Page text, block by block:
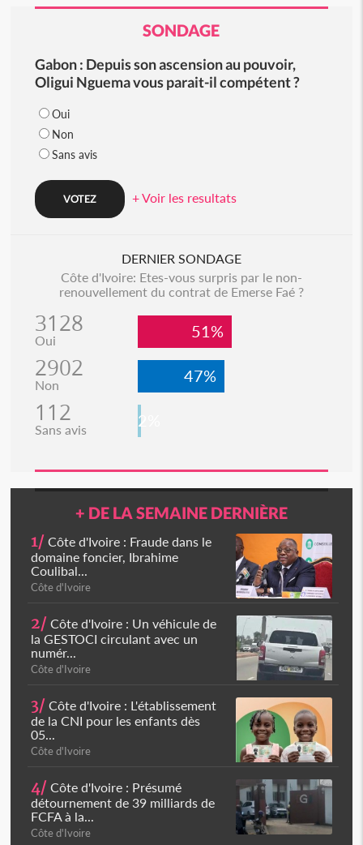
SONDAGE
Gabon : Depuis son ascension au pouvoir,
Oligui Nguema vous parait-il compétent ?
Oui
Non
Sans avis
+ Voir les resultats
DERNIER SONDAGE
Côte d'Ivoire: Etes-vous surpris par le non-
renouvellement du contrat de Emerse Faé ?
3128
Oui 51%
2902
Non 47%
112
Sans avis 2%
+ DE LA SEMAINE DERNIÈRE
1/ Côte d'Ivoire : Fraude dans le
domaine foncier, Ibrahime
Coulibal...
Côte d'Ivoire
2/ Côte d'Ivoire : Un véhicule de
la GESTOCI circulant avec un
numér...
Côte d'Ivoire
3/ Côte d'Ivoire : L'établissement
de la CNI pour les enfants dès
05...
Côte d'Ivoire
4/ Côte d'Ivoire : Présumé
détournement de 39 milliards de
FCFA à la...
Côte d'Ivoire